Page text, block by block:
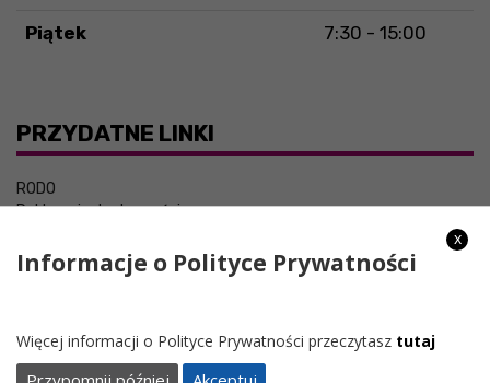
Piątek 7:30 - 15:00
PRZYDATNE LINKI
RODO
Deklaracja dostępności
x
Informacje o Polityce Prywatności
Więcej informacji o Polityce Prywatności przeczytasz tutaj